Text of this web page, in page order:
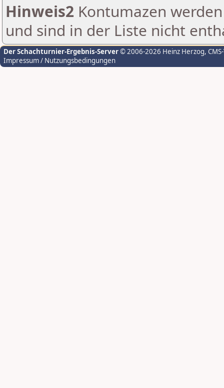
Hinweis2 Kontumazen
und sind in der Liste nicht
Der Schachturnier-Ergebnis-Server© 2006-2026 Heinz Herzog,
Impressum / Nutzungsbedingungen